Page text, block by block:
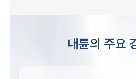
대륜의 주요